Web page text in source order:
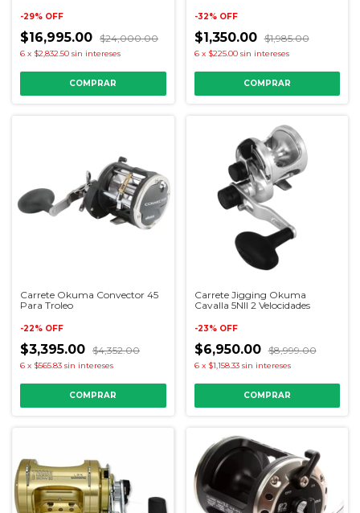
-29% OFF
$16,995.00 $24,000.00
6 x $2,832.50 sin intereses
-32% OFF
$1,350.00 $1,985.00
6 x $225.00 sin intereses
Carrete Okuma Convector 45
Para Troleo
-22% OFF
$3,395.00 $4,352.00
6 x $565.83 sin intereses
Carrete Jigging Okuma
Cavalla 5NII 2 Velocidades
-23% OFF
$6,950.00 $8,999.00
6 x $1,158.33 sin intereses
COMPRAR